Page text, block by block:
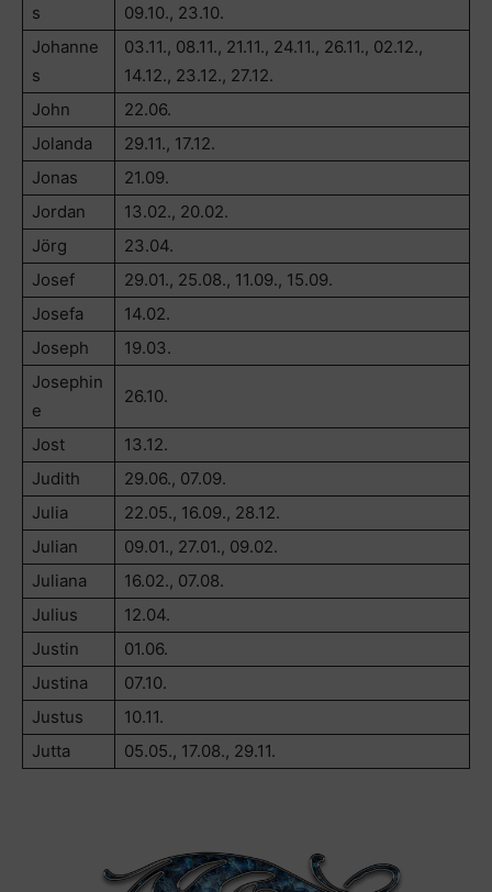
s
09.10., 23.10.
Johanne
s
03.11., 08.11., 21.11., 24.11., 26.11., 02.12.,
14.12., 23.12., 27.12.
John
22.06.
Jolanda
29.11., 17.12.
Jonas
21.09.
Jordan
13.02., 20.02.
Jörg
23.04.
Josef
29.01., 25.08., 11.09., 15.09.
Josefa
14.02.
Joseph
19.03.
Josephin
e
26.10.
Jost
13.12.
Judith
29.06., 07.09.
Julia
22.05., 16.09., 28.12.
Julian
09.01., 27.01., 09.02.
Juliana
16.02., 07.08.
Julius
12.04.
Justin
01.06.
Justina
07.10.
Justus
10.11.
Jutta
05.05., 17.08., 29.11.